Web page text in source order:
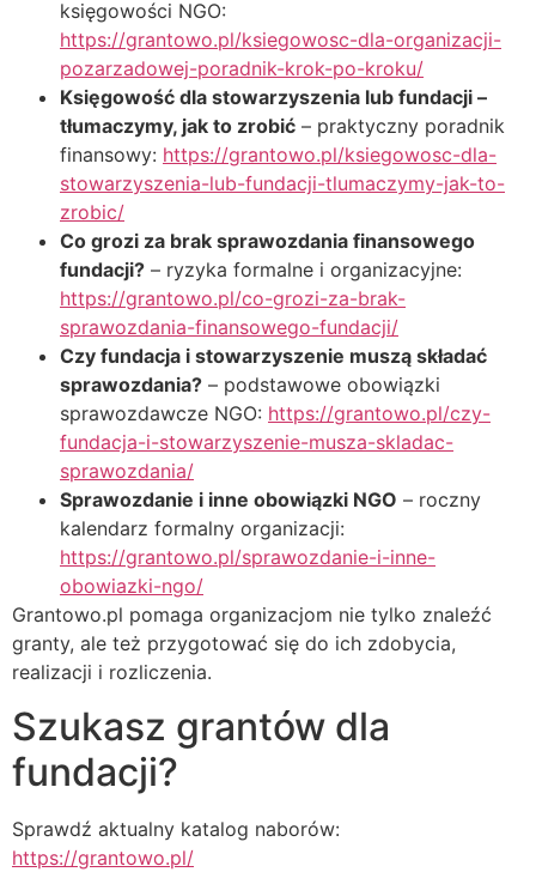
księgowości NGO:
https://grantowo.pl/ksiegowosc-dla-organizacji-
pozarzadowej-poradnik-krok-po-kroku/
Księgowość dla stowarzyszenia lub fundacji –
tłumaczymy, jak to zrobić – praktyczny poradnik
finansowy: https://grantowo.pl/ksiegowosc-dla-
stowarzyszenia-lub-fundacji-tlumaczymy-jak-to-
zrobic/
Co grozi za brak sprawozdania finansowego
fundacji? – ryzyka formalne i organizacyjne:
https://grantowo.pl/co-grozi-za-brak-
sprawozdania-finansowego-fundacji/
Czy fundacja i stowarzyszenie muszą składać
sprawozdania? – podstawowe obowiązki
sprawozdawcze NGO: https://grantowo.pl/czy-
fundacja-i-stowarzyszenie-musza-skladac-
sprawozdania/
Sprawozdanie i inne obowiązki NGO – roczny
kalendarz formalny organizacji:
https://grantowo.pl/sprawozdanie-i-inne-
obowiazki-ngo/
Grantowo.pl pomaga organizacjom nie tylko znaleźć
granty, ale też przygotować się do ich zdobycia,
realizacji i rozliczenia.
Szukasz grantów dla
fundacji?
Sprawdź aktualny katalog naborów:
https://grantowo.pl/